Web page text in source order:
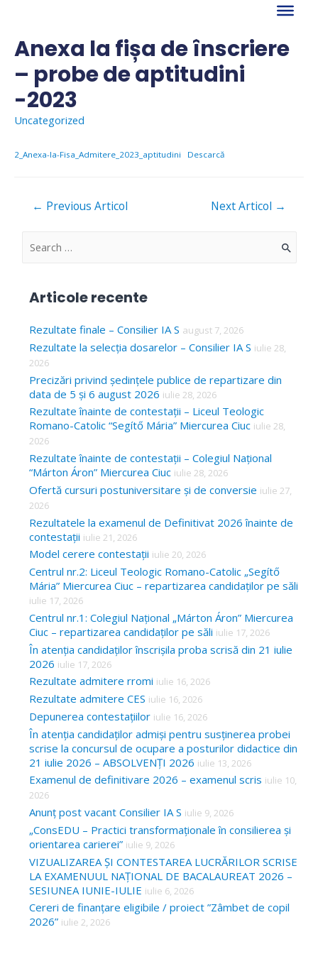
contentAnexa la fișa de înscriere
– probe de aptitudini
-2023
Uncategorized
2_Anexa-la-Fisa_Admitere_2023_aptitudini Descarcă
Navigare
← Previous Articol Next Articol →
S
c
h
f
o
r
:
Articole recente
Rezultate finale – Consilier IA S august 7, 2026
Rezultate la selecția dosarelor – Consilier IA S iulie 28,
2026
Precizări privind ședințele publice de repartizare din
data de 5 și 6 august 2026 iulie 28, 2026
Rezultate înainte de contestații – Liceul Teologic
Romano-Catolic “Segítő Mária” Miercurea Ciuc iulie 28,
2026
Rezultate înainte de contestații – Colegiul Național
“Márton Áron” Miercurea Ciuc iulie 28, 2026
Ofertă cursuri postuniversitare și de conversie iulie 27,
2026
Rezultatele la examenul de Definitivat 2026 înainte de
contestații iulie 21, 2026
Model cerere contestații iulie 20, 2026
Centrul nr.2: Liceul Teologic Romano-Catolic „Segítő
Mária” Miercurea Ciuc – repartizarea candidaților pe săli
iulie 17, 2026
Centrul nr.1: Colegiul Național „Márton Áron” Miercurea
Ciuc – repartizarea candidaților pe săli iulie 17, 2026
În atenția candidaților înscrișila proba scrisă din 21 iulie
2026 iulie 17, 2026
Rezultate admitere rromi iulie 16, 2026
Rezultate admitere CES iulie 16, 2026
Depunerea contestațiilor iulie 16, 2026
În atenția candidaților admiși pentru susținerea probei
scrise la concursul de ocupare a posturilor didactice din
21 iulie 2026 – ABSOLVENȚI 2026 iulie 13, 2026
Examenul de definitivare 2026 – examenul scris iulie 10,
2026
Anunț post vacant Consilier IA S iulie 9, 2026
„ConsEDU – Practici transformaționale în consilierea și
orientarea carierei” iulie 9, 2026
VIZUALIZAREA ȘI CONTESTAREA LUCRĂRILOR SCRISE
LA EXAMENUUL NAȚIONAL DE BACALAUREAT 2026 –
SESIUNEA IUNIE-IULIE iulie 6, 2026
Cereri de finanțare eligibile / proiect ”Zâmbet de copil
2026” iulie 2, 2026